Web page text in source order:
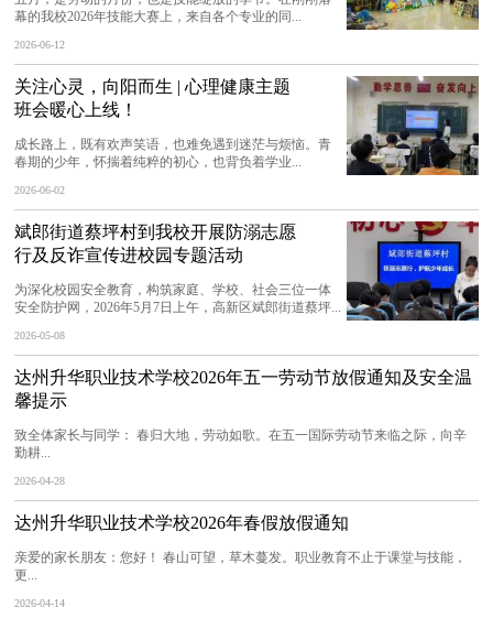
幕的我校2026年技能大赛上，来自各个专业的同...
2026-06-12
关注心灵，向阳而生 | 心理健康主题
班会暖心上线！
成长路上，既有欢声笑语，也难免遇到迷茫与烦恼。青
春期的少年，怀揣着纯粹的初心，也背负着学业...
2026-06-02
斌郎街道蔡坪村到我校开展防溺志愿
行及反诈宣传进校园专题活动
为深化校园安全教育，构筑家庭、学校、社会三位一体
安全防护网，2026年5月7日上午，高新区斌郎街道蔡坪...
2026-05-08
达州升华职业技术学校2026年五一劳动节放假通知及安全温
馨提示
致全体家长与同学： 春归大地，劳动如歌。在五一国际劳动节来临之际，向辛
勤耕...
2026-04-28
达州升华职业技术学校2026年春假放假通知
亲爱的家长朋友：您好！ 春山可望，草木蔓发。职业教育不止于课堂与技能，
更...
2026-04-14